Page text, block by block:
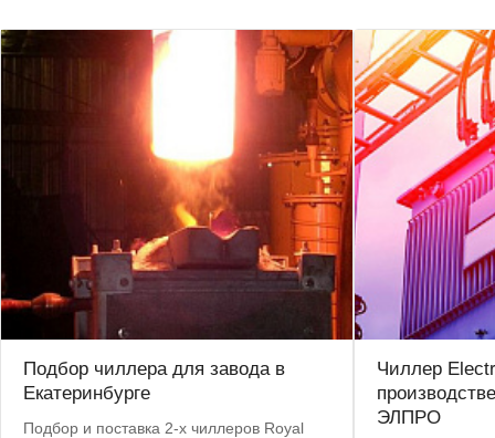
Подбор чиллера для завода в
Екатеринбурге
Подбор и поставка 2-х чиллеров Royal
Чиллер
ЭЛПРО